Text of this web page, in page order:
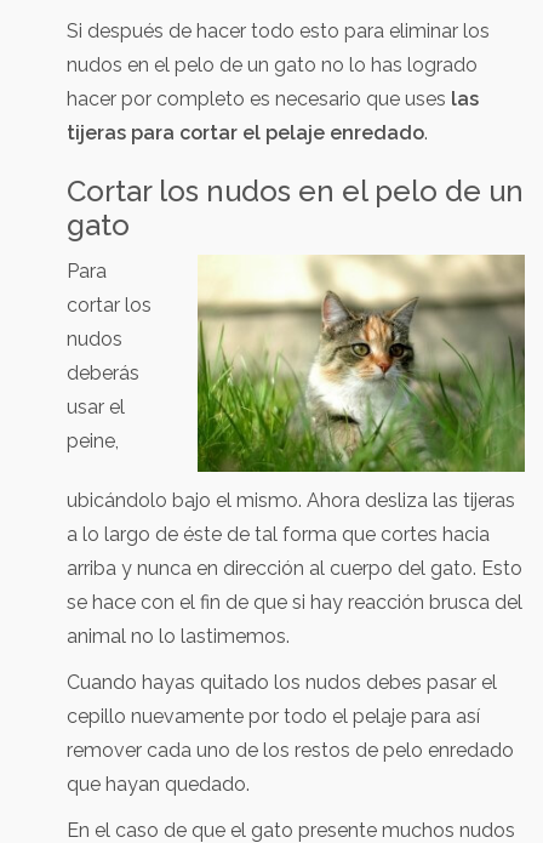
Si después de hacer todo esto para eliminar los
nudos en el pelo de un gato no lo has logrado
hacer por completo es necesario que uses las
tijeras para cortar el pelaje enredado.
Cortar los nudos en el pelo de un
gato
Para
cortar los
nudos
deberás
usar el
peine,
ubicándolo bajo el mismo. Ahora desliza las tijeras
a lo largo de éste de tal forma que cortes hacia
arriba y nunca en dirección al cuerpo del gato. Esto
se hace con el fin de que si hay reacción brusca del
animal no lo lastimemos.
Cuando hayas quitado los nudos debes pasar el
cepillo nuevamente por todo el pelaje para así
remover cada uno de los restos de pelo enredado
que hayan quedado.
En el caso de que el gato presente muchos nudos